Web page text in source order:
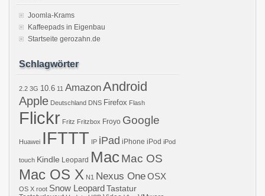
Joomla-Krams
Kaffeepads in Eigenbau
Startseite gerozahn.de
Schlagwörter
2.2 3G 10.6 11 AmazonAndroid
Apple Deutschland DNS Firefox Flash
Flickr Fritz Fritzbox Froyo Google
Huawei IFTTT IP iPad iPhone iPod iPod
touch Kindle Leopard MacMac OS
Mac OS X N1 Nexus OneOSX
OS X root Snow LeopardTastatur